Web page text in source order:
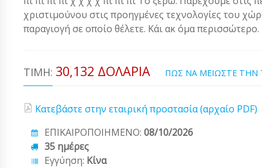
χριστιμούνου στις προηγμένες τεχνολογίες του
παραγιογή σε οποίο θέλετε. Κάι ακ όμα περισσώτερο.
ΤΙΜΉ: 30,132 ΔΟΛΆΡΙΑ ΠΩΣ ΝΑ ΜΕΙΩΣΤΕ ΤΗΝ
Κατεβάστε στην εταιρική προστασία (αρχαίο PDF)
ΕΠΙΚΑΙΡΟΠΟΙΗΜΕΝΟ: 08/10/2026
35 ημέρες
Εγγύηση: Κίνα